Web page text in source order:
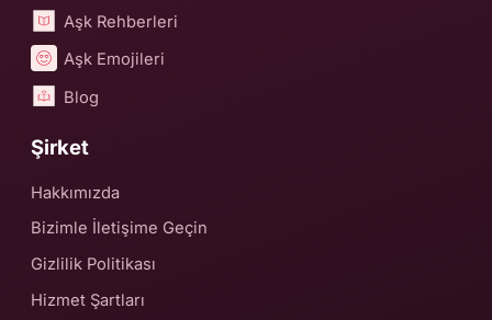
Aşk Rehberleri
Aşk Emojileri
Blog
Şirket
Hakkımızda
Bizimle İletişime Geçin
Gizlilik Politikası
Hizmet Şartları